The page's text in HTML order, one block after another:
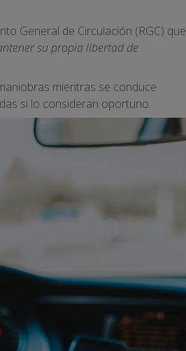
General de Circulación (RGC) que
su propia libertad de
mientras se conduce
si lo consideran oportuno.